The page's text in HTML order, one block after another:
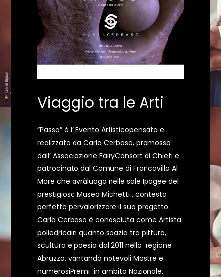
Viaggio tra le Arti
“Passo” è l’ Evento Artisticopensato e
realizzato da Carla Cerbaso, promosso
dall’ Associazione FairyConsort di Chieti e
patrocinato dal Comune di Francavilla Al
Mare che avràluogo nelle sale Ipogee del
prestigioso Museo Michetti , contesto
perfetto pervalorizzare il suo progetto.
Carla Cerbaso è conosciuta come Artista
poliedricain quanto spazia tra pittura,
scultura e poesia dal 2011 nella regione
Abruzzo, vantando notevoli Mostre e
numerosiPremi in ambito Nazionale.